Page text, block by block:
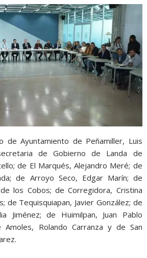
de Ayuntamiento de Peñamiller, Luis
de Gobierno de Landa de
de El Marqués, Alejandro Meré; de
de Arroyo Seco, Edgar Marín; de
los Cobos; de Corregidora, Cristina
de Tequisquiapan, Javier González; de
Jiménez; de Huimilpan, Juan Pablo
Amoles, Rolando Carranza y de San